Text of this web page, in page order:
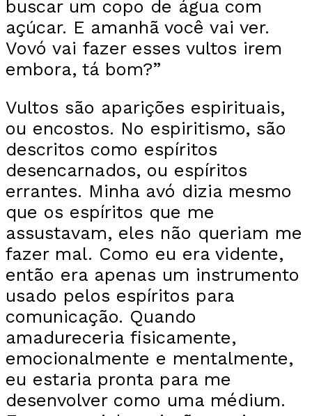
buscar um copo de água com
açúcar. E amanhã você vai ver.
Vovó vai fazer esses vultos irem
embora, tá bom?”
Vultos são aparições espirituais,
ou encostos. No espiritismo, são
descritos como espíritos
desencarnados, ou espíritos
errantes. Minha avó dizia mesmo
que os espíritos que me
assustavam, eles não queriam me
fazer mal. Como eu era vidente,
então era apenas um instrumento
usado pelos espíritos para
comunicação. Quando
amadureceria fisicamente,
emocionalmente e mentalmente,
eu estaria pronta para me
desenvolver como uma médium.